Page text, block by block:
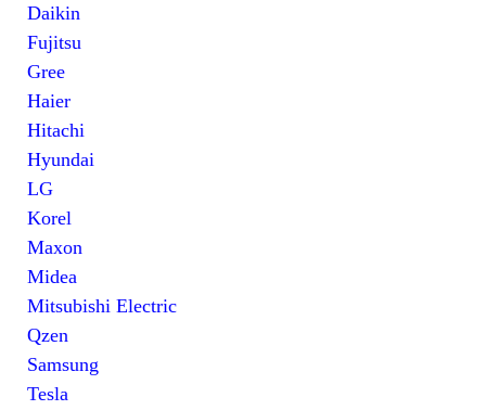
Daikin
Fujitsu
Gree
Haier
Hitachi
Hyundai
LG
Korel
Maxon
Midea
Mitsubishi Electric
Qzen
Samsung
Tesla